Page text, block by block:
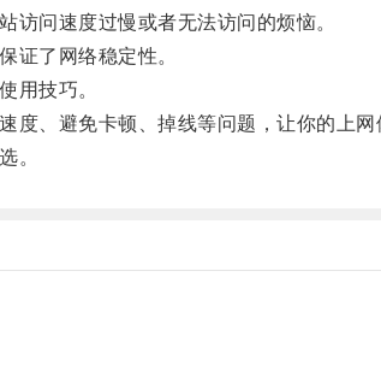
问速度过慢或者无法访问的烦恼。
了网络稳定性。
用技巧。
、避免卡顿、掉线等问题，让你的上网
。